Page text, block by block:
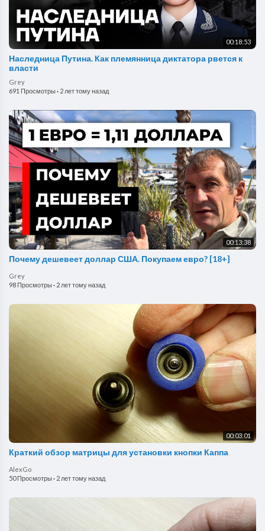
00:18:53
Наследница Путина. Как племянница диктатора рвется к
власти
Grey
691 Просмотры· 2 лет тому назад
00:13:38
Почему дешевеет доллар США. Покупаем евро? [18+]
Grey
98 Просмотры· 2 лет тому назад
00:03:01
Краткий обзор матрицы для установки кнопки Каппа
AlexGo
50 Просмотры· 2 лет тому назад